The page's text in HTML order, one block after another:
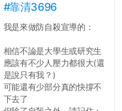
的聲明一樣正式，但至少在
用字上多加留意。有些語句
用說的可能會引人發笑或多
讓人感到疲乏。
2. 文章主題不明
在學生會臉書的貼文中
可以看到，全篇文章以連字
#靠清3696
我是來做防自殺宣導的：
相信不論是大學生或研究生
應該有不少人壓力都很大(還
是說只有我？)
可能還有少部分真的快撐不
下去了